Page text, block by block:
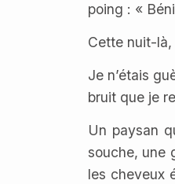
poing : «
Cette nuit-là,
Je n’étais
bruit que je
Un paysan
souche, une
les cheveux